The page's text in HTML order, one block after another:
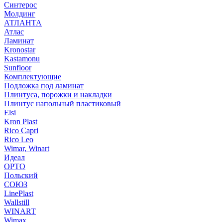
Синтерос
Молдинг
АТЛАНТА
Атлас
Ламинат
Kronostar
Kastamonu
Sunfloor
Комплектующие
Подложка под ламинат
Плинтуса, порожки и накладки
Плинтус напольный пластиковый
Elsi
Kron Plast
Rico Capri
Rico Leo
Wimar, Winart
Идеал
ОРТО
Польский
СОЮЗ
LinePlast
Wallstill
WINART
Wimax